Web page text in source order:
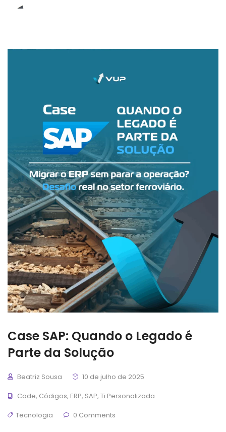
Case SAP: Quando o Legado é
Parte da Solução
Beatriz Sousa
10 de julho de 2025
Code, Códigos, ERP, SAP, Ti Personalizada
Tecnologia
0 Comments